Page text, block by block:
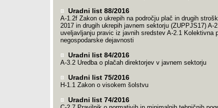
Uradni list 88/2016
A-1.2f Zakon o ukrepih na področju plač in drugih
2017 in drugih ukrepih javnem sektorju (ZUPPJS17) A-
uveljavljanju pravic iz javnih sredstev A-2.1 Kolektivna
negospodarske dejavnosti
Uradni list 84/2016
A-3.2 Uredba o plačah direktorjev v javnem sektorju
Uradni list 75/2016
H-1.1 Zakon o visokem šolstvu
Uradni list 74/2016